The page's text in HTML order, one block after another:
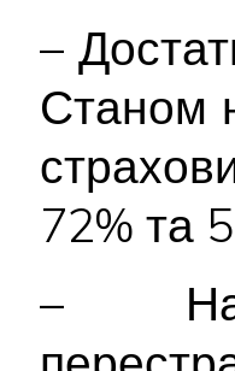
–
Станом
72% та
–